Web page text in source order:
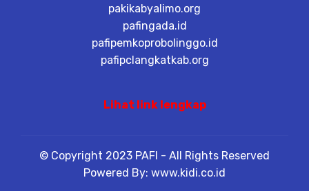
pakikabyalimo.org
pafingada.id
pafipemkoprobolinggo.id
pafipclangkatkab.org
Lihat link lengkap
© Copyright 2023 PAFI - All Rights Reserved
Powered By: www.kidi.co.id